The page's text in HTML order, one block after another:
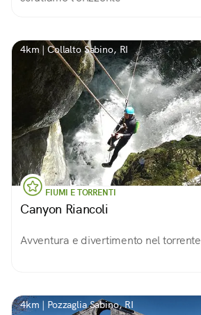
4km | Collalto Sabino, RI
FIUMI E TORRENTI
Canyon Riancoli
Avventura e divertimento nel torrente
4km | Pozzaglia Sabino, RI